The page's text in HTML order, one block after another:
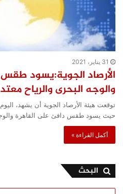
31 يناير، 2021
الأرصاد الجوية:يسود
والوجه البحرى والرياح
توقعت هيئة الأرصاد الجوية أن يشهد،
حيث يسود طقس دافئ على القاهرة
أكمل القراءة »
البحث